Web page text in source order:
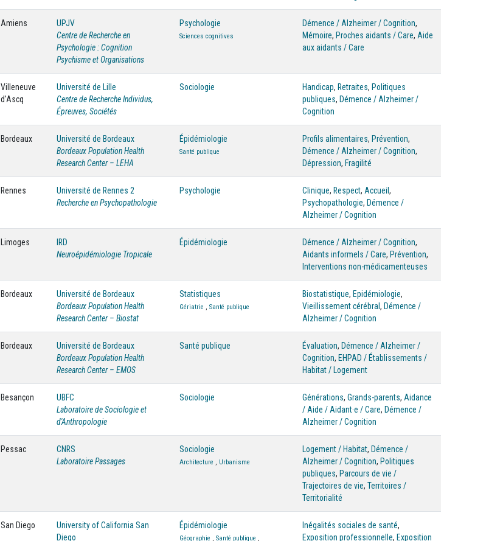
Amiens
UPJV
Centre de Recherche en
Psychologie : Cognition
Psychisme et Organisations
Psychologie
Sciences cognitives
Démence / Alzheimer / Cognition,
Mémoire, Proches aidants / Care, Aide
aux aidants / Care
Villeneuve
d'Ascq
Université de Lille
Centre de Recherche Individus,
Épreuves, Sociétés
Sociologie Handicap, Retraites, Politiques
publiques, Démence / Alzheimer /
Cognition
Bordeaux
Université de Bordeaux
Bordeaux Population Health
Research Center – LEHA
Épidémiologie
Santé publique
Profils alimentaires, Prévention,
Démence / Alzheimer / Cognition,
Dépression, Fragilité
Rennes
Université de Rennes 2
Recherche en Psychopathologie
Psychologie Clinique, Respect, Accueil ,
Psychopathologie, Démence /
Alzheimer / Cognition
Limoges
IRD
Neuroépidémiologie Tropicale
Épidémiologie Démence / Alzheimer / Cognition,
Aidants informels / Care, Prévention,
Interventions non-médicamenteuses
Bordeaux
Université de Bordeaux
Bordeaux Population Health
Research Center – Biostat
Statistiques
Gériatrie , Santé publique
Biostatistique, Epidémiologie,
Vieillissement cérébral , Démence /
Alzheimer / Cognition
Bordeaux
Université de Bordeaux
Bordeaux Population Health
Research Center – EMOS
Santé publique Évaluation, Démence / Alzheimer /
Cognition, EHPAD / Établissements /
Habitat / Logement
Besançon
UBFC
Laboratoire de Sociologie et
d'Anthropologie
Sociologie Générations, Grands-parents, Aidance
/ Aide / Aidant·e / Care, Démence /
Alzheimer / Cognition
Pessac
CNRS
Laboratoire Passages
Sociologie
Architecture , Urbanisme
Logement / Habitat, Démence /
Alzheimer / Cognition, Politiques
publiques, Parcours de vie /
Trajectoires de vie, Territoires /
Territorialité
San Diego
University of California San
Diego
Épidémiologie
Géographie , Santé publique ,
Inégalités sociales de santé,
Exposition professionnelle, Exposition